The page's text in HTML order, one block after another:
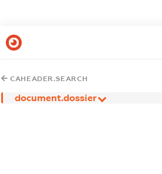
CAHEADER.SEARCH
document.dossier